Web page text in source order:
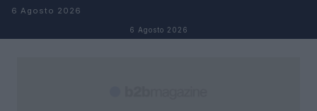
Salta al contenuto
6 Agosto 2026
6 Agosto 2026